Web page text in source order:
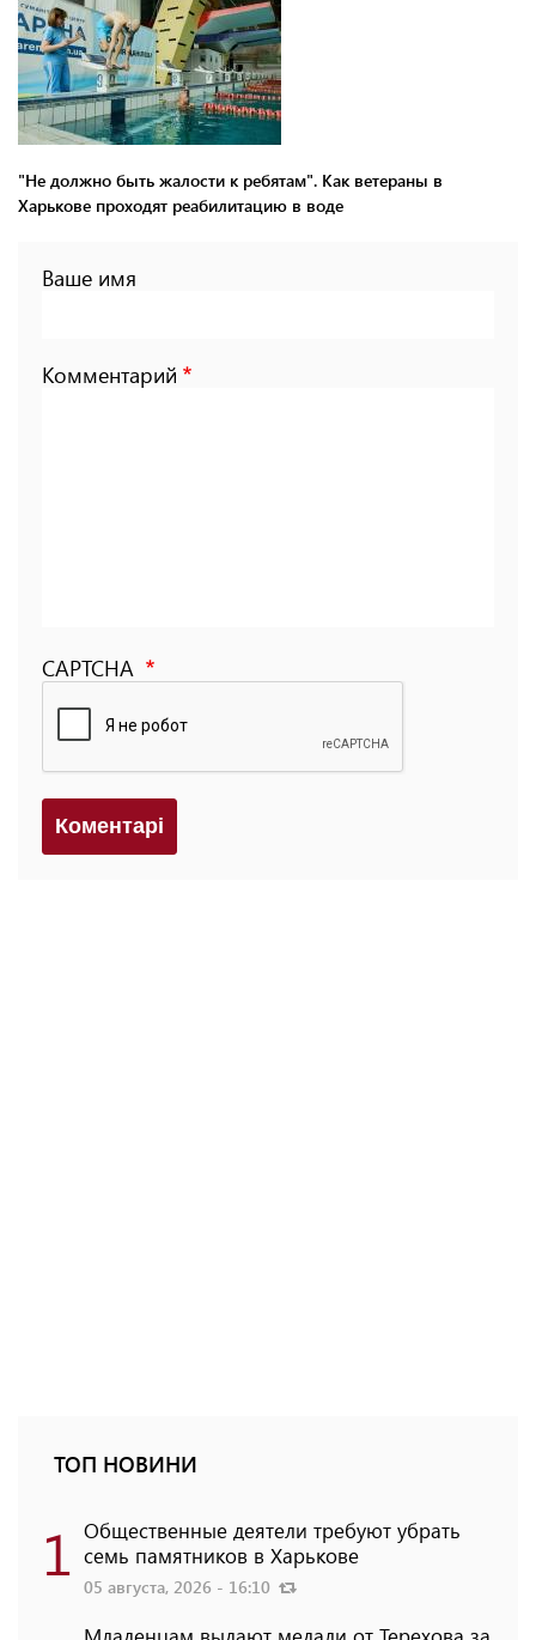
"Не должно быть жалости к ребятам". Как ветераны в
Харькове проходят реабилитацию в воде
Ваше имя
Комментарий
CAPTCHA
Коментарi
ТОП НОВИНИ
1 Общественные деятели требуют убрать
семь памятников в Харькове
05 августа, 2026 - 16:10